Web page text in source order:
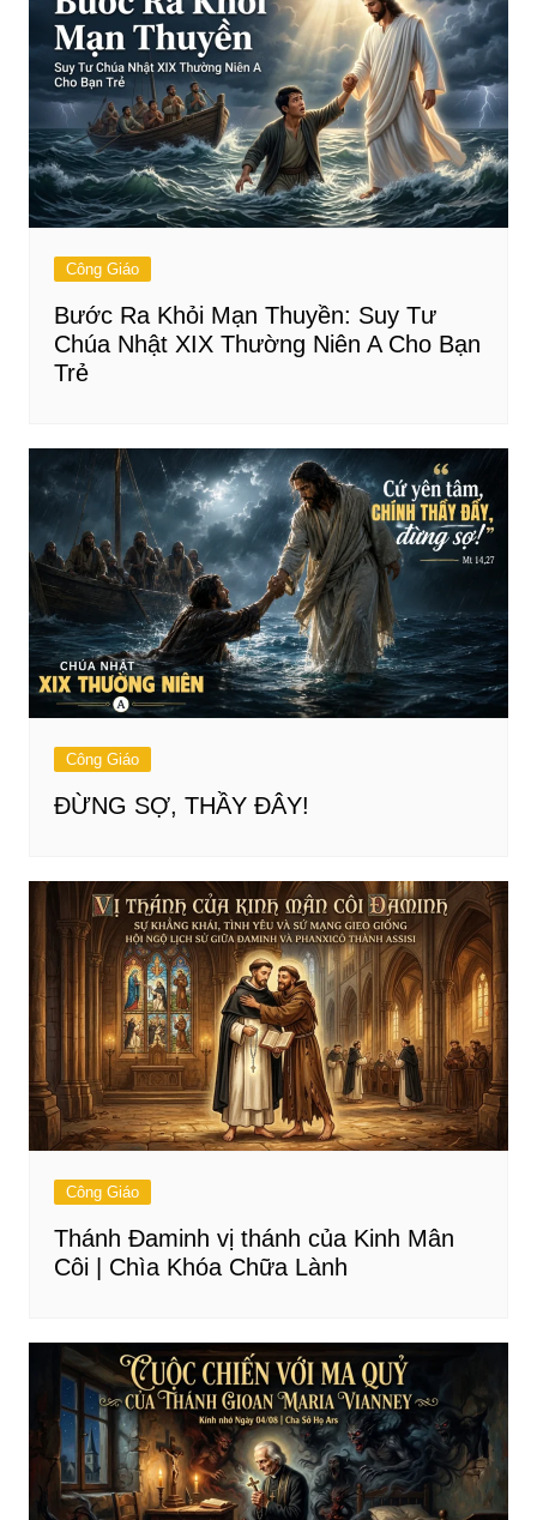
Công Giáo
Bước Ra Khỏi Mạn Thuyền: Suy Tư
Chúa Nhật XIX Thường Niên A Cho Bạn
Trẻ
Công Giáo
ĐỪNG SỢ, THẦY ĐÂY!
Công Giáo
Thánh Đaminh vị thánh của Kinh Mân
Côi | Chìa Khóa Chữa Lành